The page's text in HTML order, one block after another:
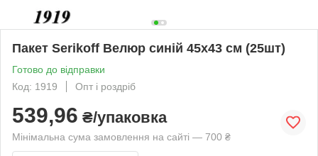
Пакет Serikoff Велюр синій 45х43 см (25шт)
Готово до відправки
Код: 1919
Опт і роздріб
539,96 ₴/упаковка
Мінімальна сума замовлення на сайті — 700 ₴